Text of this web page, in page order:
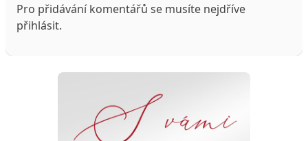
Pro přidávání komentářů se musíte nejdříve
přihlásit.